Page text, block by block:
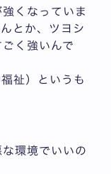
くなっていま
とか、ツヨシ
く強いんで
祉）というも
環境でいいの